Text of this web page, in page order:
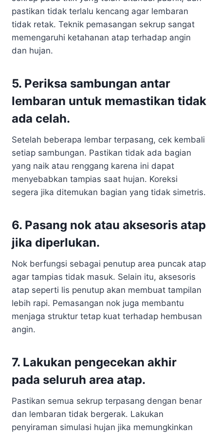
pastikan tidak terlalu kencang agar lembaran
tidak retak. Teknik pemasangan sekrup sangat
memengaruhi ketahanan atap terhadap angin
dan hujan.
5. Periksa sambungan antar
lembaran untuk memastikan tidak
ada celah.
Setelah beberapa lembar terpasang, cek kembali
setiap sambungan. Pastikan tidak ada bagian
yang naik atau renggang karena ini dapat
menyebabkan tampias saat hujan. Koreksi
segera jika ditemukan bagian yang tidak simetris.
6. Pasang nok atau aksesoris atap
jika diperlukan.
Nok berfungsi sebagai penutup area puncak atap
agar tampias tidak masuk. Selain itu, aksesoris
atap seperti lis penutup akan membuat tampilan
lebih rapi. Pemasangan nok juga membantu
menjaga struktur tetap kuat terhadap hembusan
angin.
7. Lakukan pengecekan akhir
pada seluruh area atap.
Pastikan semua sekrup terpasang dengan benar
dan lembaran tidak bergerak. Lakukan
penyiraman simulasi hujan jika memungkinkan